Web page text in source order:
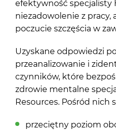
efektywność specjalisty
niezadowolenie z pracy,
poczucie szczęścia w
Uzyskane odpowiedzi
przeanalizowanie i
czynników, które
zdrowie mentalne
Resources. Pośród nich
przeciętny poziom